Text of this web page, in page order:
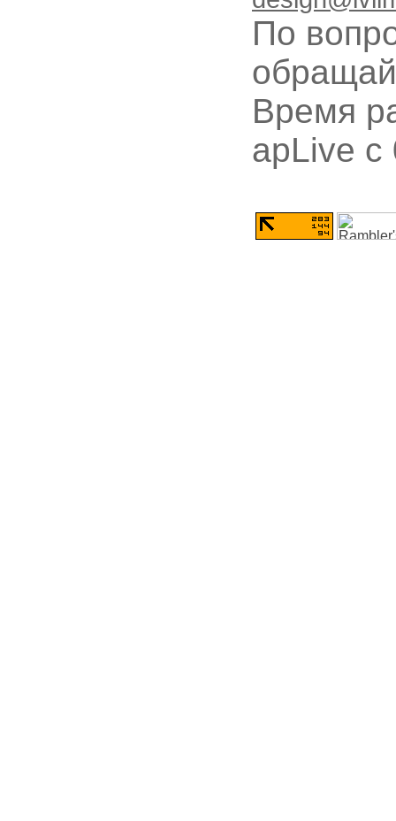
По
Время
apLive c